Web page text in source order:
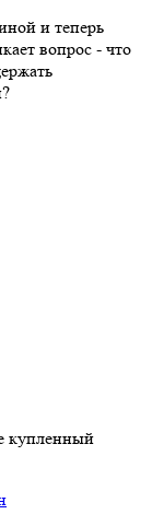
и теперь
вопрос - что
купленный